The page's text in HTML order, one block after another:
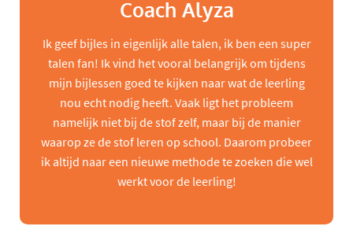
Coach Alyza
Ik geef bijles in eigenlijk alle talen, ik ben een super
talen fan! Ik vind het vooral belangrijk om tijdens
mijn bijlessen goed te kijken naar wat de leerling
nou echt nodig heeft. Vaak ligt het probleem
namelijk niet bij de stof zelf, maar bij de manier
waarop ze de stof leren op school. Daarom probeer
ik altijd naar een nieuwe methode te zoeken die wel
werkt voor de leerling!